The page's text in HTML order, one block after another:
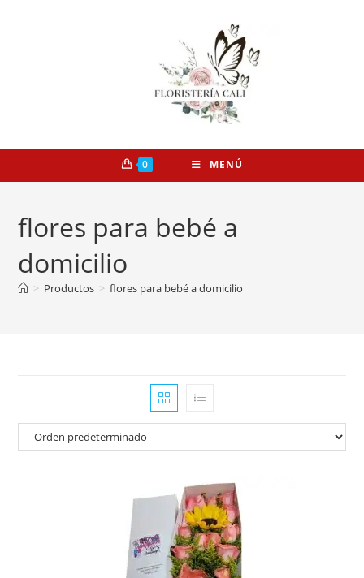
0 MENÚ
flores para bebé a
domicilio
> Productos > flores para bebé a domicilio